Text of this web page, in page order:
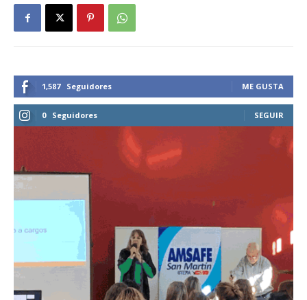
1,587 Seguidores ME GUSTA
0 Seguidores SEGUIR